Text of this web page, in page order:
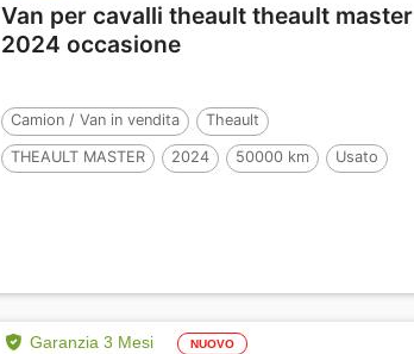
Van per cavalli theault theault master
2024 occasione
Camion / Van in vendita Theault
THEAULT MASTER 2024 50000 km Usato
Garanzia 3 Mesi NUOVO